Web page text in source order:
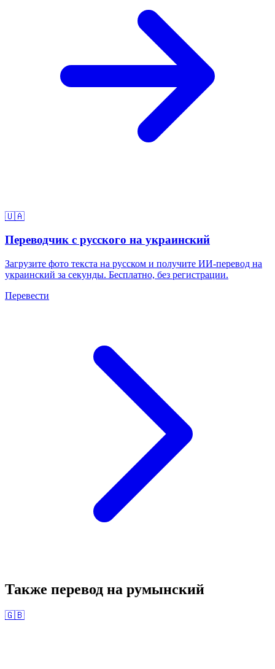
🇺🇦
Переводчик с русского на украинский
Загрузите фото текста на русском и получите ИИ-перевод на
украинский за секунды. Бесплатно, без регистрации.
Перевести
Также перевод на румынский
🇬🇧